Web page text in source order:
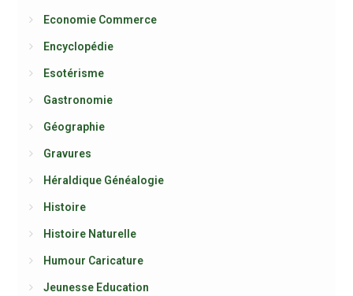
Economie Commerce
Encyclopédie
Esotérisme
Gastronomie
Géographie
Gravures
Héraldique Généalogie
Histoire
Histoire Naturelle
Humour Caricature
Jeunesse Education